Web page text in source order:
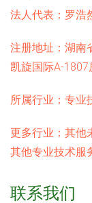
法人代表： 罗浩
注册地址： 湖南
凯旋国际A-1807
所属行业： 专业
更多行业： 其他
其他专业技术服
联系我们